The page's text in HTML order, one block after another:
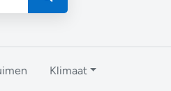
Klimaat